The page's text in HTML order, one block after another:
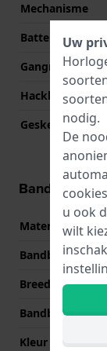
Mechanisme
Batterij
Gangreserve
Hackbaar
Geskeletonneerd
Band
Materiaal Band
Bandbreedte
Breedte
Bandbreedte
Kleur Band
Uw
nodig.
De
u ook
wilt